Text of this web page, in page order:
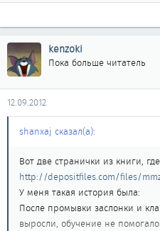
kenzoki
Пока больше читатель
12.09.2012
shanxaj сказал(а):
Вот две странички из книги,
http://depositfiles.com/files/
У меня такая история была:
После промывки заслонки и
выросли, обучение не